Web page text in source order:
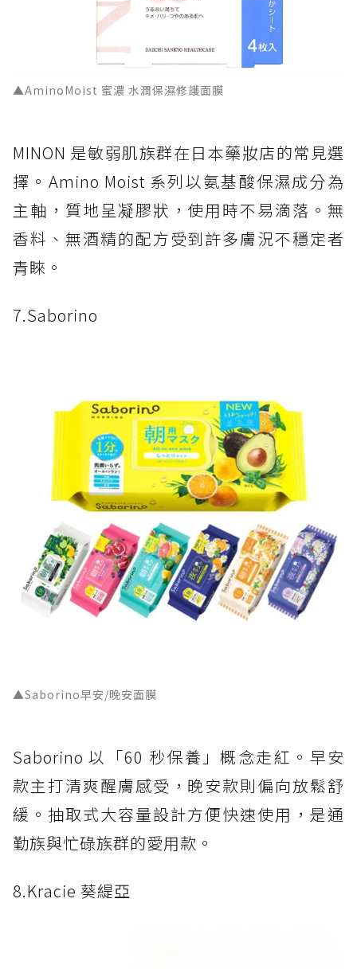
▲AminoMoist 蜜濃 水潤保濕修護面膜
MINON 是敏弱肌族群在日本藥妝店的常見選
擇。Amino Moist 系列以氨基酸保濕成分為
主軸，質地呈凝膠狀，使用時不易滴落。無
香料、無酒精的配方受到許多膚況不穩定者
青睞。
7.Saborino
▲Saborino早安/晚安面膜
Saborino 以「60 秒保養」概念走紅。早安
款主打清爽醒膚感受，晚安款則偏向放鬆舒
緩。抽取式大容量設計方便快速使用，是通
勤族與忙碌族群的愛用款。
8.Kracie 葵緹亞